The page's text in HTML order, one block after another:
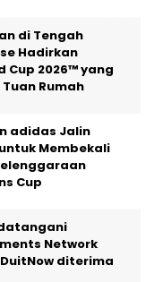
di Tengah
Hadirkan
Cup 2026™ yang
Rumah
adidas Jalin
Membekali
Cup
Network
diterima